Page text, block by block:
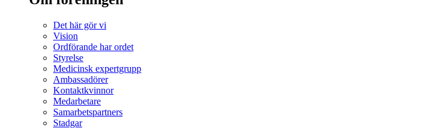
Det här gör vi
Vision
Ordförande har ordet
Styrelse
Medicinsk expertgrupp
Ambassadörer
Kontaktkvinnor
Medarbetare
Samarbetspartners
Stadgar